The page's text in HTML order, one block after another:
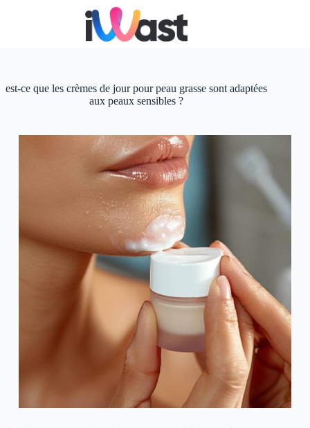
est-ce que les crèmes de jour pour peau grasse sont adaptées
aux peaux sensibles ?